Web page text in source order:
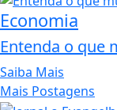
Economia
Entenda o que
Saiba Mais
Mais Postagens